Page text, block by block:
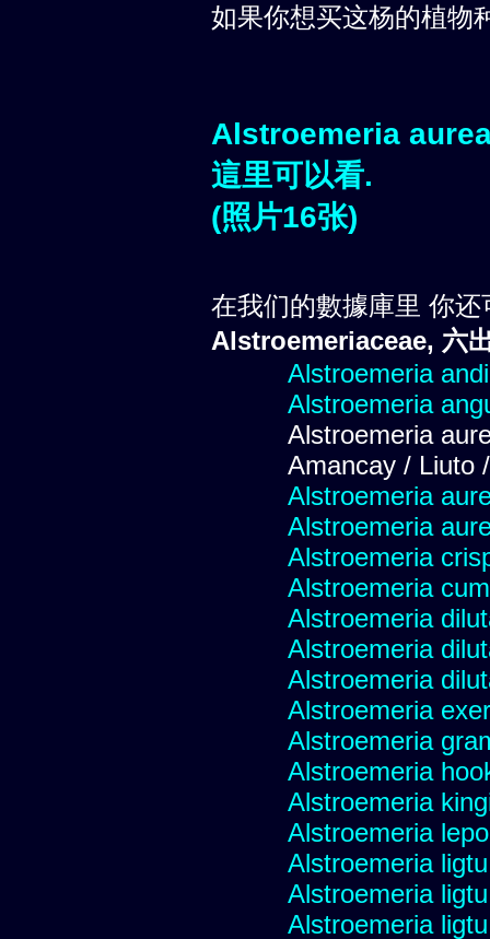
如果你想买这杨的植物
Alstroemeria
這里可以看.
(照片16张)
在我们的數據庫里 你
Alstroemeriaceae, 六
Alstroemeria
Alstroemeria
Alstroemeria
Amancay / Liuto
Alstroemeria
Alstroemeria
Alstroemeria
Alstroemeria
Alstroemeria
Alstroemeria
Alstroemeria
Alstroemeria
Alstroemeria
Alstroemeria
Alstroemeria
Alstroemeria
Alstroemeria
Alstroemeria
Alstroemeria